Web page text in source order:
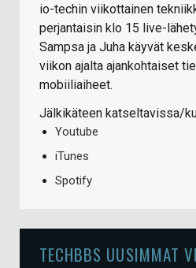
io-techin viikottainen
perjantaisin klo 15 live-
Sampsa ja Juha käyvät
viikon ajalta ajankohtaiset
mobiiliaiheet.
Jälkikäteen katseltavissa/
Youtube
iTunes
Spotify
TECHBBS UUSIMMAT